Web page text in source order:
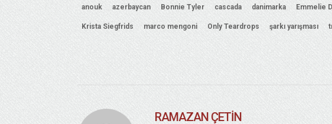
anouk azerbaycan Bonnie Tyler cascada danimarka Emmelie
Krista Siegfrids marco mengoni Only Teardrops şarkı yarışması
RAMAZAN ÇETIN